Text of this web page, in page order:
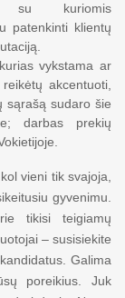
su kuriomis
patenkinti klientų
vykstama ar
akcentuoti,
sąrašą sudaro šie
darbas prekių
vieni tik svajoja,
gyvenimu.
tikisi teigiamų
– susisiekite
Galima
poreikius. Juk